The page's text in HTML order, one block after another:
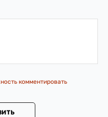
комментировать